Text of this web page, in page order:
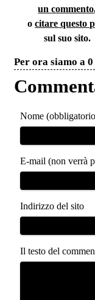
un commento
ocitare questo
sul suo sito.
Per ora siamo a
Nome
E-mail (non verrà
Indirizzo del sito
Il testo del